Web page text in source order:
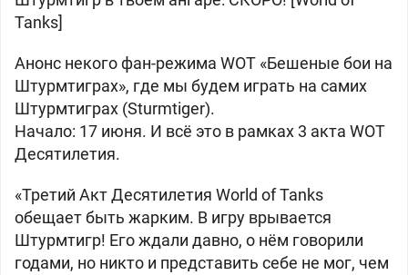
Tanks]
Анонс некого фан-режима WOT «Бешеные бои на
Штурмтиграх», где мы будем играть на самих
Штурмтиграх (Sturmtiger).
Начало: 17 июня. И всё это в рамках 3 акта WOT
Десятилетия.
«Третий Акт Десятилетия World of Tanks
обещает быть жарким. В игру врывается
Штурмтигр! Его ждали давно, о нём говорили
годами, но никто и представить себе не мог, чем